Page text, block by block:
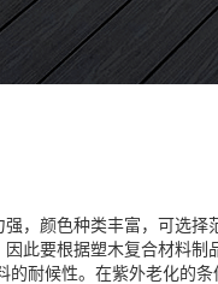
，颜色种类丰富，可选择
此要根据塑木复合材料制
耐候性。在紫外老化的